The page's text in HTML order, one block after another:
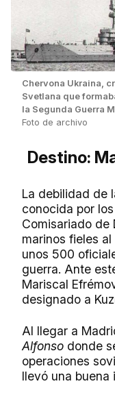
Chervona Ukraina,
Svetlana que
la Segunda Guerra
Foto de archivo
Destino:
La debilidad de
conocida por
Comisariado de
marinos fieles
unos 500
guerra. Ante
Mariscal
designado a
Al llegar a
Alfonso donde
operaciones
llevó una buena